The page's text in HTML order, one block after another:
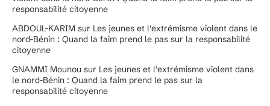
responsabilité citoyenne
ABDOUL-KARIM sur Les jeunes et l’extrémisme violent dans le
nord-Bénin : Quand la faim prend le pas sur la responsabilité
citoyenne
GNAMMI Mounou sur Les jeunes et l’extrémisme violent dans
le nord-Bénin : Quand la faim prend le pas sur la
responsabilité citoyenne